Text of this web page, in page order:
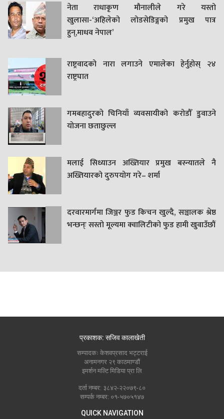
नेता राधाकृण मौनालीले गरे यस्तो
खुलासा-‘अहिलेको लोडसेडिङ्गको प्रमुख पात्र
हुन्,माधव नेपाल’
राष्ट्रवादको नारा लगाउने एमालेका हेर्नुहोस् २४
राष्ट्रघात
गमबहादुरकाे चिनियाँ व्यवसायीको करोडौँ डुवाउने
याेजना छताछुल्ल
मलाई सिध्याउन अख्तियार प्रमुख बस्न्यातले नै
अख्तियारको दुरुपयोग गरे– शर्मा
दरवारमार्गमा जिञ्जर फुड किचन खुल्दै, सञ्चालक श्रेष्ठ
भन्छन्ः सस्तो मूल्यमा क्वालिटीको फुड हामी खुवाउँछौं
प्रकाशक: सजिव कालाखेती
सम्पादकः केशवप्रसाद भट्टराई
अनामनगर २९ काठमाण्डौं
इमर्शन मल्टि मिडिया प्रा लि
दर्ता नम्बर: ३८४२-२२०७९-८०
सम्पर्क नम्बर: ०१-५७०५१४७
QUICK NAVIGATION